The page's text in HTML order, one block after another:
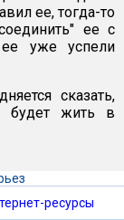
ее, тогда-то
ее с
уже успели
сказать,
будет жить в
ресурсы